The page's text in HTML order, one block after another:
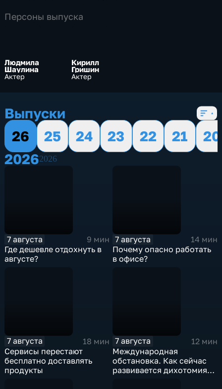
Персоны выпуска
Людмила
Шаулина
Актер
Кирилл
Гришин
Актер
Выпуски
26
25 24 23 22 21
20
20262026
7 августа
9 мин
Где дешевле отдохнуть в
августе?
7 августа
14 мин
Почему опасно работать
в офисе?
7 августа
18 мин
Сервисы перестают
бесплатно доставлять
продукты
7 августа
12 мин
Международная
обстановка. Как сейчас
развивается дихотомия